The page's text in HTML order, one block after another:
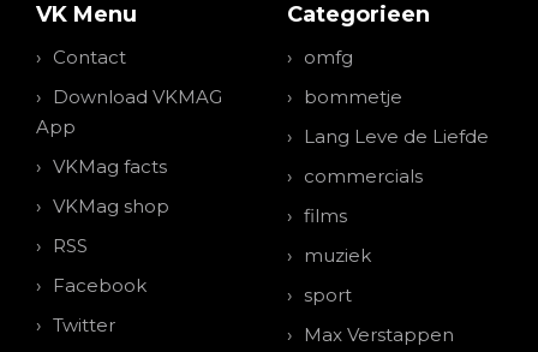
VK Menu
Contact
Download VKMAG
App
VKMag facts
VKMag shop
RSS
Facebook
Twitter
Categorieen
omfg
bommetje
Lang Leve de Liefde
commercials
films
muziek
sport
Max Verstappen